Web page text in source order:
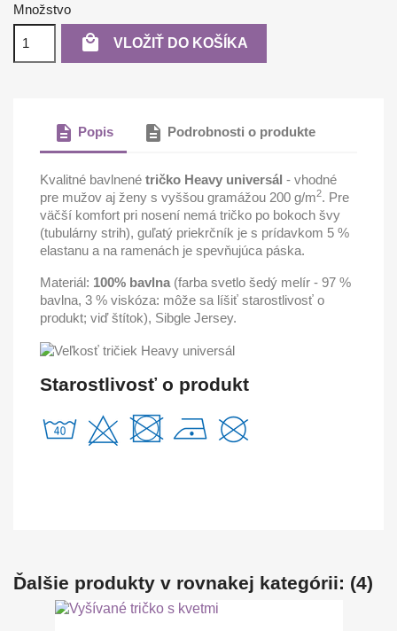
Množstvo
 VLOŽIŤ DO KOŠÍKA
description Popis description Podrobnosti o produkte
Kvalitné bavlnené tričko Heavy universál - vhodné
pre mužov aj ženy s vyššou gramážou 200 g/m2. Pre
väčší komfort pri nosení nemá tričko po bokoch švy
(tubulárny strih), guľatý priekrčník je s prídavkom 5 %
elastanu a na ramenách je spevňujúca páska.
Materiál: 100% bavlna (farba svetlo šedý melír - 97 %
bavlna, 3 % viskóza: môže sa líšiť starostlivosť o
produkt; viď štítok), Sibgle Jersey.
Starostlivosť o produkt
Ďalšie produkty v rovnakej kategórii: (4)